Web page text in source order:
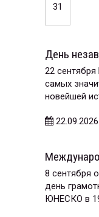
31
День
22
самых
новейшей
22.09.2026
8 сентября
день
ЮНЕСКО в